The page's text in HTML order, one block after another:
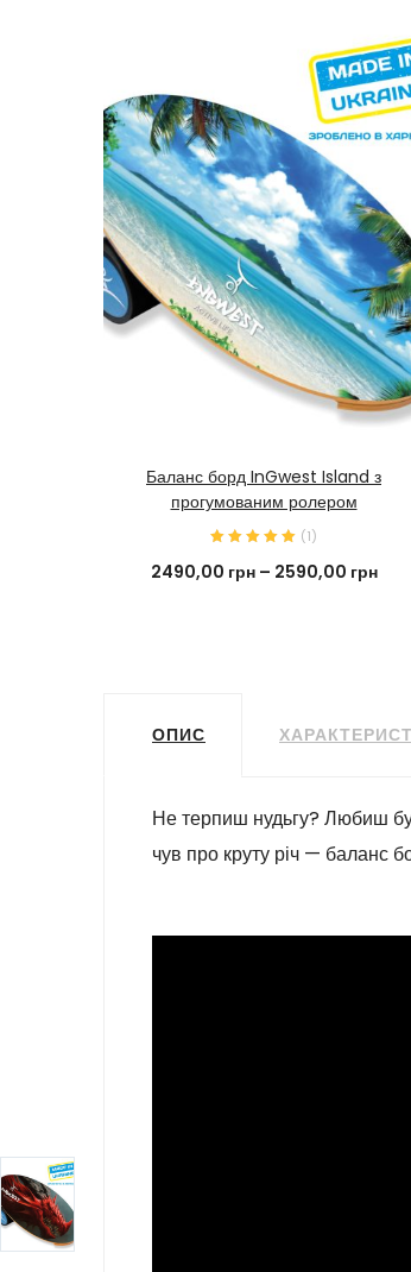
Баланс борд InGwest Island з
прогумованим ролером
(1)
2490,00 грн– 2590,00 грн
ОПИС
Не терпиш нудьгу? Любиш
чув про круту річ — баланс